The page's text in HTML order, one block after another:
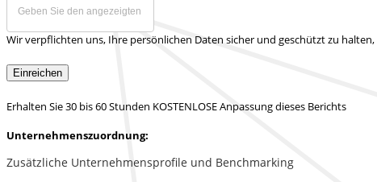
Wir verpflichten uns, Ihre persönlichen Daten sicher und geschützt zu halten,
Einreichen
Erhalten Sie 30 bis 60 Stunden KOSTENLOSE Anpassung dieses Berichts
Unternehmenszuordnung:
Zusätzliche Unternehmensprofile und Benchmarking